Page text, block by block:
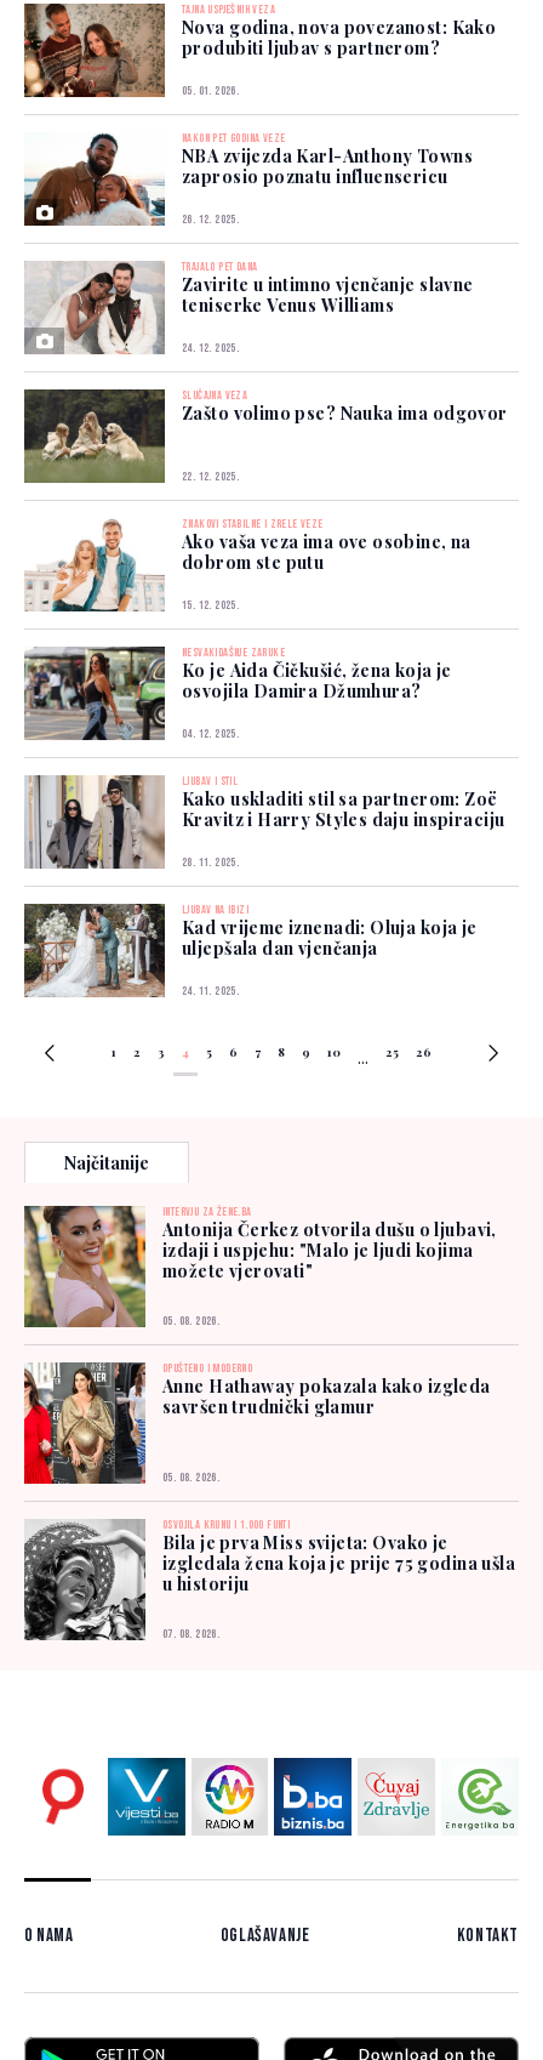
TAJNA USPJEŠNIH VEZA
Nova godina, nova povezanost: Kako
produbiti ljubav s partnerom?
05. 01. 2026.
NAKON PET GODINA VEZE
NBA zvijezda Karl-Anthony Towns
zaprosio poznatu influensericu
26. 12. 2025.
TRAJALO PET DANA
Zavirite u intimno vjenčanje slavne
teniserke Venus Williams
24. 12. 2025.
SLUČAJNA VEZA
Zašto volimo pse? Nauka ima odgovor
22. 12. 2025.
ZNAKOVI STABILNE I ZRELE VEZE
Ako vaša veza ima ove osobine, na
dobrom ste putu
15. 12. 2025.
NESVAKIDAŠNJE ZARUKE
Ko je Aida Čičkušić, žena koja je
osvojila Damira Džumhura?
04. 12. 2025.
LJUBAV I STIL
Kako uskladiti stil sa partnerom: Zoë
Kravitz i Harry Styles daju inspiraciju
28. 11. 2025.
LJUBAV NA IBIZI
Kad vrijeme iznenadi: Oluja koja je
uljepšala dan vjenčanja
24. 11. 2025.
1 2 3 4 5 6 7 8 9 10 ... 25 26
Najčitanije
INTERVJU ZA ŽENE.BA
Antonija Čerkez otvorila dušu o ljubavi,
izdaji i uspjehu: "Malo je ljudi kojima
možete vjerovati"
05. 08. 2026.
OPUŠTENO I MODERNO
Anne Hathaway pokazala kako izgleda
savršen trudnički glamur
05. 08. 2026.
OSVOJILA KRUNU I 1.000 FUNTI
Bila je prva Miss svijeta: Ovako je
izgledala žena koja je prije 75 godina ušla
u historiju
07. 08. 2026.
O nama Oglašavanje Kontakt